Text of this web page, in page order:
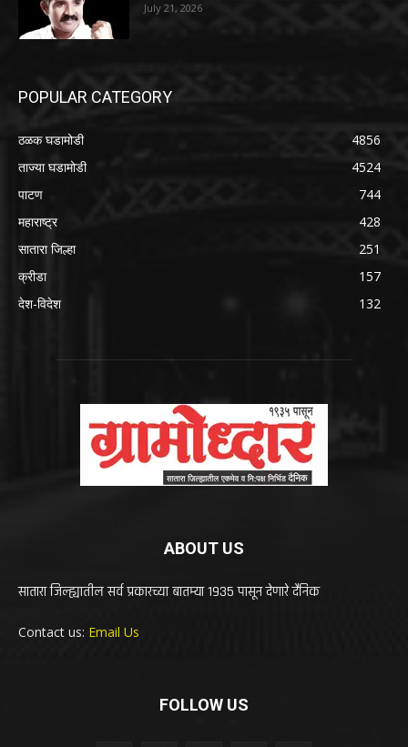
July 21, 2026
POPULAR CATEGORY
ठळक घडामोडी
4856
ताज्या घडामोडी
4524
पाटण
744
महाराष्ट्र
428
सातारा जिल्हा
251
क्रीडा
157
देश-विदेश
132
ABOUT US
सातारा जिल्ह्यातील सर्व प्रकारच्या बातम्या 1935 पासून देणारे दैनिक
Contact us: Email Us
FOLLOW US